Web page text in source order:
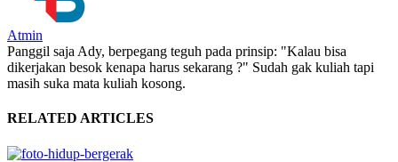
Atmin
Panggil saja Ady, berpegang teguh pada prinsip: "Kalau bisa
dikerjakan besok kenapa harus sekarang ?" Sudah gak kuliah tapi
masih suka mata kuliah kosong.
RELATED ARTICLES